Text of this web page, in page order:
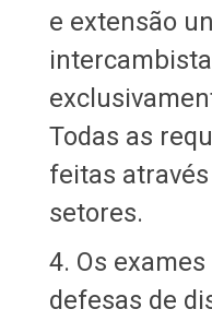
e extensão
Todas as
feitas
setores.
4. Os
defesas de